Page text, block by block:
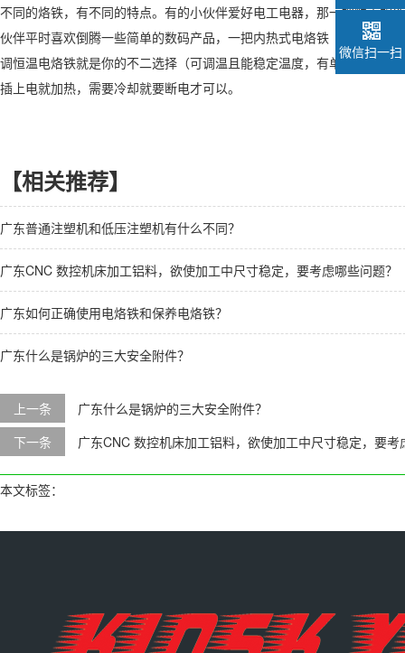
不同的烙铁，有不同的特点。有的小伙伴爱好电工电器，那一把顺手的
伙伴平时喜欢倒腾一些简单的数码产品，一把内热式电烙铁（功率小，
调恒温电烙铁就是你的不二选择（可调温且能稳定温度，有单手柄调温
插上电就加热，需要冷却就要断电才可以。
【相关推荐】
广东普通注塑机和低压注塑机有什么不同？
广东CNC 数控机床加工铝料，欲使加工中尺寸稳定，要考虑哪些问题？
广东如何正确使用电烙铁和保养电烙铁？
广东什么是锅炉的三大安全附件？
上一条
广东什么是锅炉的三大安全附件？
下一条
广东CNC 数控机床加工铝料，欲使加工中尺寸稳定，要考
本文标签：
微信扫一扫